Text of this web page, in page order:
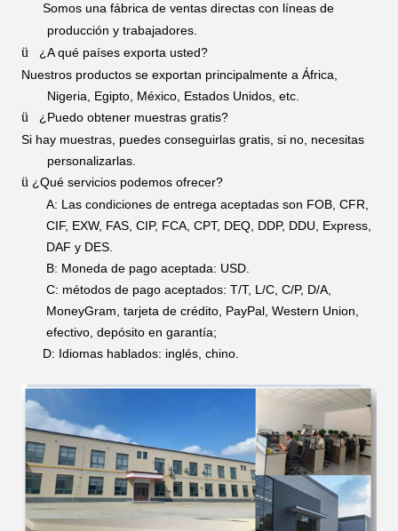
Somos una fábrica de ventas directas con líneas de
producción y trabajadores.
ü
¿A qué países exporta usted?
Nuestros productos se exportan principalmente a África,
Nigeria, Egipto, México, Estados Unidos, etc.
ü
¿Puedo obtener muestras gratis?
Si hay muestras, puedes conseguirlas gratis, si no, necesitas
personalizarlas.
ü ¿Qué servicios podemos ofrecer?
A: Las condiciones de entrega aceptadas son FOB, CFR,
CIF, EXW, FAS, CIP, FCA, CPT, DEQ, DDP, DDU, Express,
DAF y DES.
B: Moneda de pago aceptada: USD.
C: métodos de pago aceptados: T/T, L/C, C/P, D/A,
MoneyGram, tarjeta de crédito, PayPal, Western Union,
efectivo, depósito en garantía;
D: Idiomas hablados: inglés, chino.